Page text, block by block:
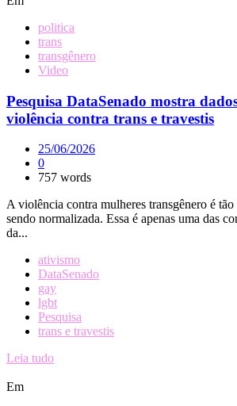
politica
trans
transgênero
Video
Pesquisa DataSenado mostra
violência contra trans e travestis
25/06/2026
0
757 words
A violência contra mulheres transgênero é tão
sendo normalizada. Essa é apenas uma das
da...
ativismo
DataSenado
gay
lgbt
Pesquisa
trans e travestis
Leia tudo
Em